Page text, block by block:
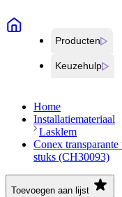
Producten
Keuzehulp
Home
Installatiemateriaal
Lasklem
Conex
stuks (CH30093)
Toevoegen aan lijst